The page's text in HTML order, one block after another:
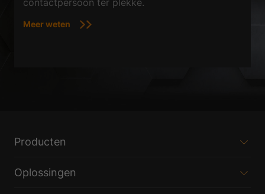
contactpersoon ter plekke.
Meer weten
Producten
Oplossingen